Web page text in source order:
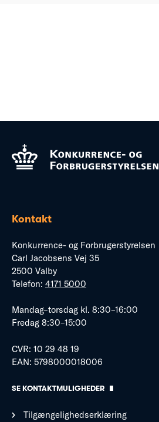
Kontakt
Konkurrence- og Forbrugerstyrelsen
Carl Jacobsens Vej 35
2500 Valby
Telefon: 4171 5000
Mandag–torsdag kl. 8:30–16:00
Fredag 8:30–15:00
CVR: 10 29 48 19
EAN: 5798000018006
SE KONTAKTMULIGHEDER
Tilgængelighedserklæring